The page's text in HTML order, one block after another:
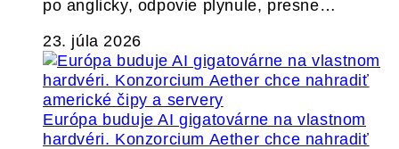
po anglicky, odpovie plynule, presne…
23. júla 2026
Európa buduje AI gigatovárne na vlastnom
hardvéri. Konzorcium Aether chce nahradiť